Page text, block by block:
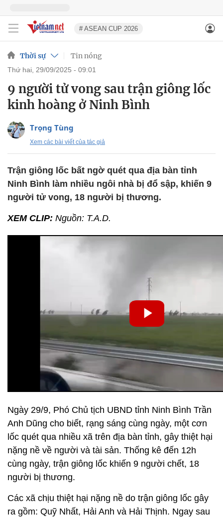
# ASEAN CUP 2026
Thời sự Tin nóng
thứ hai, 29/09/2025 - 09:01
9 người tử vong sau trận giông lốc
kinh hoàng ở Ninh Bình
Trọng Tùng
Xem các bài viết của tác giả
Trận giông lốc bất ngờ quét qua địa bàn tỉnh
Ninh Bình làm nhiều ngôi nhà bị đổ sập, khiến 9
người tử vong, 18 người bị thương.
XEM CLIP: Nguồn: T.A.D.
Ngày 29/9, Phó Chủ tịch UBND tỉnh Ninh Bình Trần
Anh Dũng cho biết, rạng sáng cùng ngày, một cơn
lốc quét qua nhiều xã trên địa bàn tỉnh, gây thiệt hại
nặng nề về người và tài sản. Thống kê đến 12h
cùng ngày, trận giông lốc khiến 9 người chết, 18
người bị thương.
Các xã chịu thiệt hại nặng nề do trận giông lốc gây
ra gồm: Quỹ Nhất, Hải Anh và Hải Thịnh. Ngay sau